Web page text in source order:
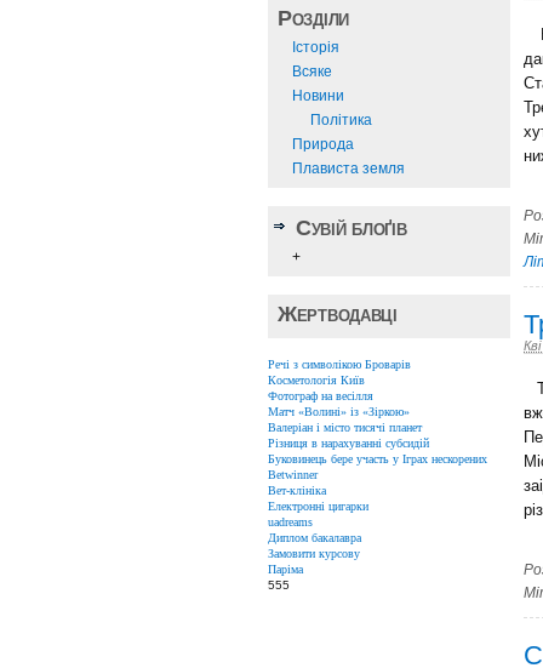
Розділи
Історія
Всяке
Новини
Політика
Природа
Плависта земля
Сувій блоґів
+
Жертводавці
Речі з символікою Броварів
Косметологія Київ
Фотограф на весілля
Матч «Волині» із «Зіркою»
Валеріан і місто тисячі планет
Різниця в нарахуванні субсидій
Буковинець бере участь у Іграх нескорених
Betwinner
Вет-клініка
Електронні цигарки
uadreams
Диплом бакалавра
Замовити курсову
Паріма
555